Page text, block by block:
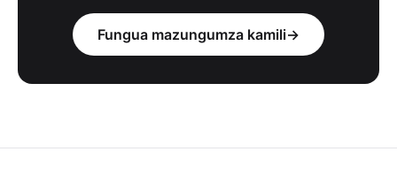
Fungua mazungumza kamili→